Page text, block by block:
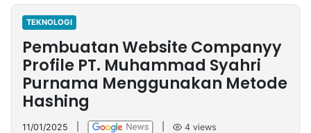
Nasional
International
Olahraga
Entertainment
Daerah
Pariwisata
Kuliner
Kolom
Network
TEKNOLOGI
Pembuatan Website Companyy
Profile PT. Muhammad Syahri
Purnama Menggunakan Metode
Hashing
11/01/2025 4 views